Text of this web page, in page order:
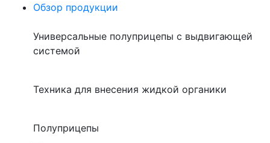
Обзор продукции
Универсальные полуприцепы с выдвигающей
системой
Техника для внесения жидкой органики
Полуприцепы